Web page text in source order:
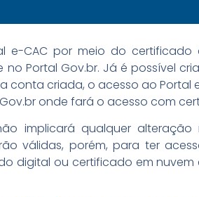
CAC por meio do certificado
Portal Gov.br. Já é possível
a conta criada, o acesso ao
onde fará o acesso com
implicará qualquer alteração
válidas, porém, para ter
digital ou certificado em